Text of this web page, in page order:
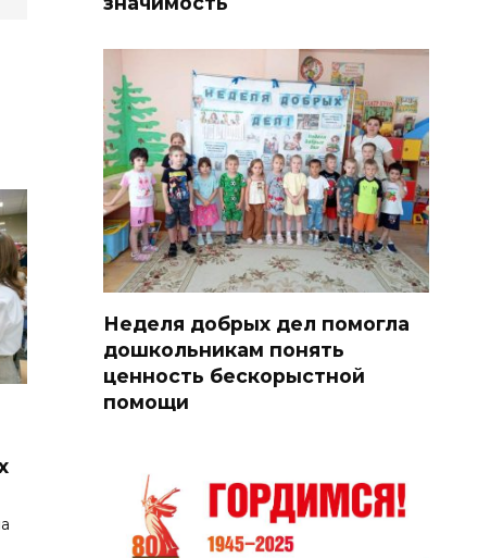
Неделя добрых дел помогла
дошкольникам понять
ценность бескорыстной
помощи